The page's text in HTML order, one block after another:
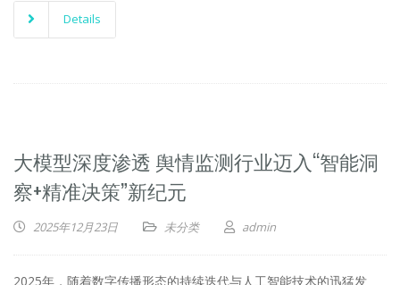
Details
大模型深度渗透 舆情监测行业迈入“智能洞
察+精准决策”新纪元
2025年12月23日 未分类 admin
2025年，随着数字传播形态的持续迭代与人工智能技术的迅猛发